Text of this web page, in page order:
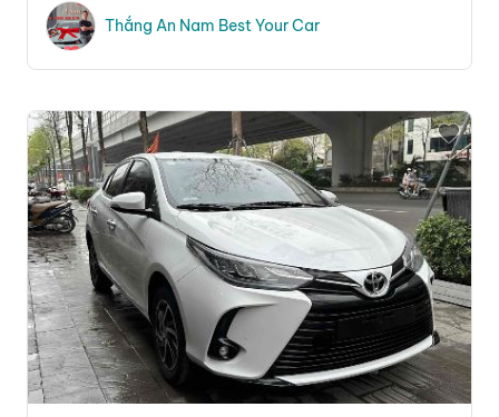
Thắng An Nam Best Your Car